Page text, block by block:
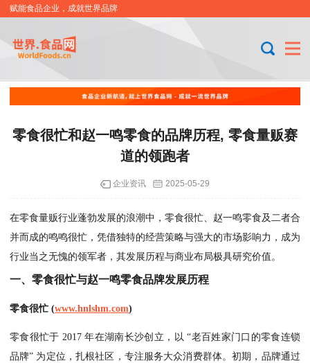
赋能食品企业，成就世界品牌
零食很忙和赵一鸣零食的品牌历程, 零食量贩赛
道的领跑者
企业资讯 2025-05-29
在零食量贩行业蓬勃发展的浪潮中，零食很忙、赵一鸣零食及二者合
并而成的鸣鸣很忙，凭借独特的经营策略与强大的市场影响力，成为
行业当之无愧的领军者，其发展历程与商业布局极具研究价值。
一、零食很忙与赵一鸣零食品牌发展历程
零食很忙 (www.hnlshm.com)
零食很忙于 2017 年在湖南长沙创立，以 “老百姓家门口的零食连锁
品牌” 为定位，扎根社区，专注服务大众消费群体。初期，品牌通过